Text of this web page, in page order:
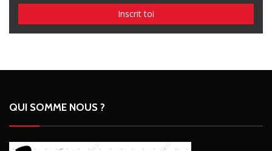
QUI SOMME NOUS ?